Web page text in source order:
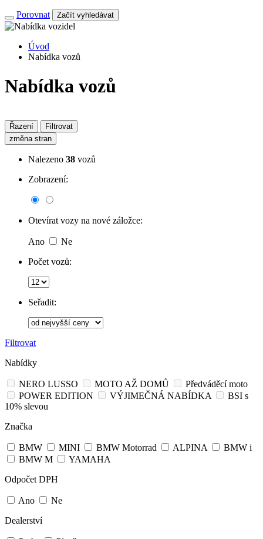
Porovnat Začít vyhledávat
Úvod
Nabídka vozů
Nabídka vozů
Řazení
Filtrovat
změna stran
Nalezeno 38 vozů
Zobrazení:
Otevírat vozy na nové záložce:
Ano
Ne
Počet vozů:
Seřadit:
Filtrovat
Nabídky
NERO LUSSO MOTO AŽ DOMŮ
Předváděcí moto
POWER EDITION
VÝJIMEČNÁ NABÍDKA
BSI s
10% slevou
Značka
BMW MINI BMW Motorrad ALPINA
BMW i
BMW M
YAMAHA
Odpočet DPH
Ano
Ne
Dealerství